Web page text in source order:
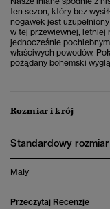
ten sezon, który bez
nogawek jest
w tej przewiewnej, letniej
jednocześnie
właściwych powodów.
pożądany bohemski
Rozmiar i krój
Standardowy rozmiar
Mały
Przeczytaj Recenzje